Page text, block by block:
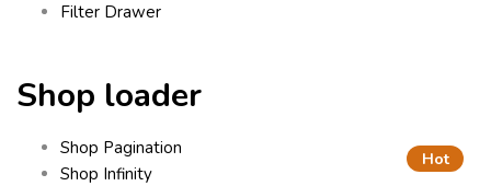
Filter Drawer
Shop loader
Shop Pagination
Shop Infinity
Hot